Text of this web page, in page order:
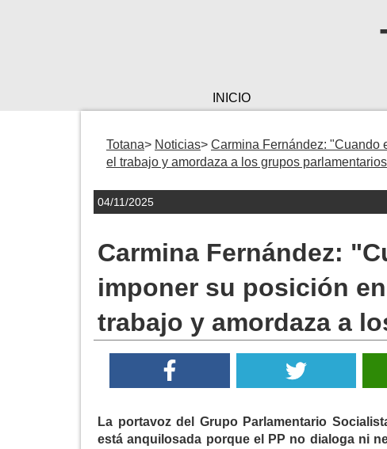
INICIO
Totana Noticias
Carmina Fernández: "Cuando
el trabajo y amordaza a los grupos
04/11/2025
Carmina Fernández:
imponer su posición
trabajo y amordaza a
La portavoz del Grupo Parlamentario
está anquilosada porque el PP no dialoga ni